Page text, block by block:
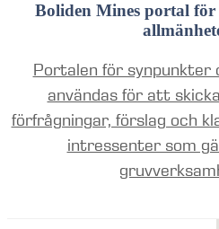
Boliden Mines portal
Portalen för synpunkter
användas för att
förfrågningar, förslag och
intressenter som